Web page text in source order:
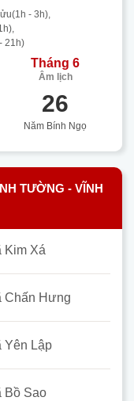
- 3h),
21h)
Tháng 6
Âm lịch
26
Năm Bính Ngọ
TƯỜNG - VĨNH
Kim Xá
Chấn Hưng
Yên Lập
Bồ Sao